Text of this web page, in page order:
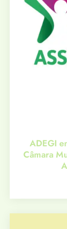
ADEGI
Câmara